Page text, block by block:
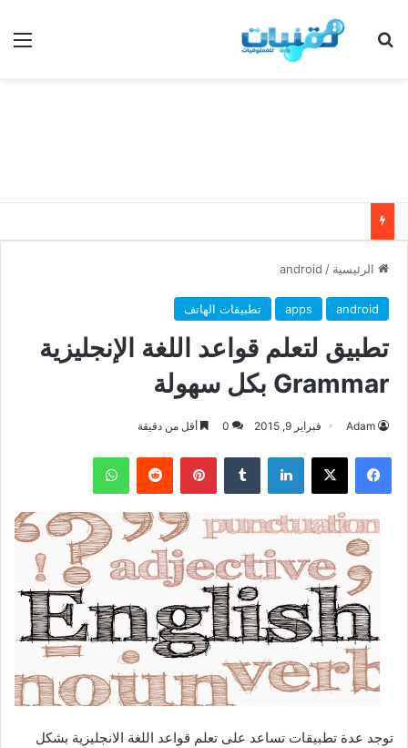
بحث عن
الرئيسية /
android
android
apps تطبيقات الهاتف
تطبيق لتعلم قواعد اللغة الإنجليزية
Grammar بكل سهولة
Adam فبراير 9, 2015 0 أقل من دقيقة
فيسبوك ‫X لينكدإن بينتيريست واتساب
توجد عدة تطبيقات تساعد على تعلم قواعد اللغة الانجليزية بشكل